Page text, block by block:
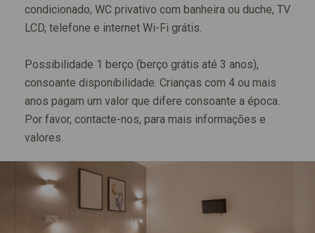
condicionado, WC privativo com banheira ou duche, TV
LCD, telefone e internet Wi-Fi grátis.
Possibilidade 1 berço (berço grátis até 3 anos),
consoante disponibilidade. Crianças com 4 ou mais
anos pagam um valor que difere consoante a época.
Por favor, contacte-nos, para mais informações e
valores.